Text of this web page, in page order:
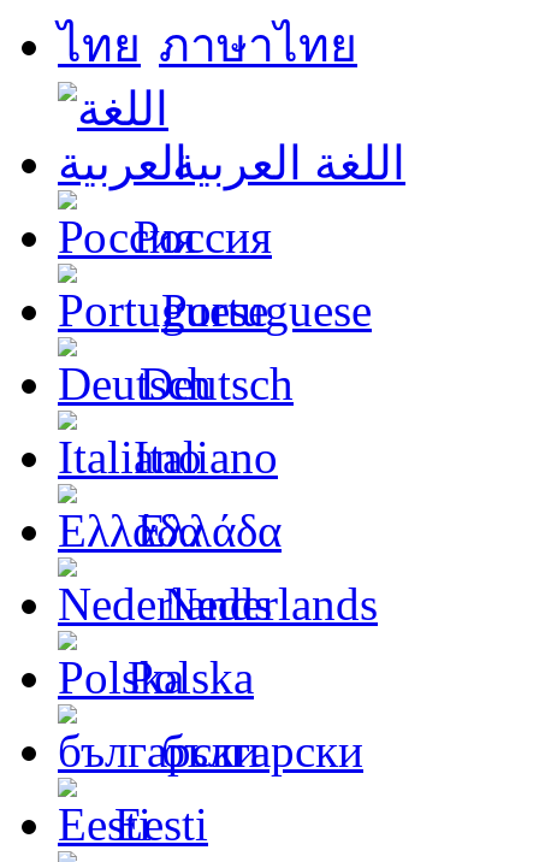
ภาษาไทย
اللغة العربية
Россия
Portuguese
Deutsch
Italiano
Ελλάδα
Nederlands
Polska
български
Eesti